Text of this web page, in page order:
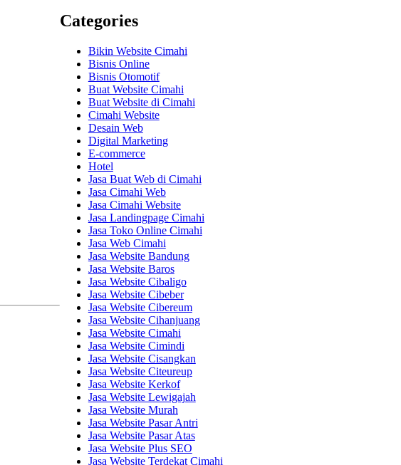
Categories
Bikin Website Cimahi
Bisnis Online
Bisnis Otomotif
Buat Website Cimahi
Buat Website di Cimahi
Cimahi Website
Desain Web
Digital Marketing
E-commerce
Hotel
Jasa Buat Web di Cimahi
Jasa Cimahi Web
Jasa Cimahi Website
Jasa Landingpage Cimahi
Jasa Toko Online Cimahi
Jasa Web Cimahi
Jasa Website Bandung
Jasa Website Baros
Jasa Website Cibaligo
Jasa Website Cibeber
Jasa Website Cibereum
Jasa Website Cihanjuang
Jasa Website Cimahi
Jasa Website Cimindi
Jasa Website Cisangkan
Jasa Website Citeureup
Jasa Website Kerkof
Jasa Website Lewigajah
Jasa Website Murah
Jasa Website Pasar Antri
Jasa Website Pasar Atas
Jasa Website Plus SEO
Jasa Website Terdekat Cimahi